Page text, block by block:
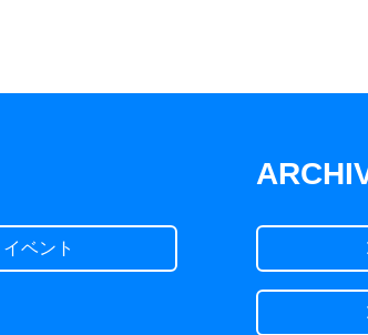
イベント